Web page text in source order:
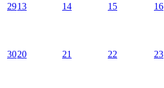
2913 14 15 16
3020 21 22 23